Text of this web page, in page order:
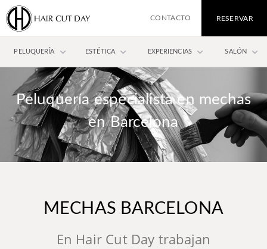
RESERVAR
CONTACTO
PELUQUERÍA keyboard_arrow_down ESTÉTICA keyboard_arrow_down EXPERIENCIAS keyboard_arrow_down SALÓN keyboard_arrow_down
Peluquería especialista en mechas
en Barcelona
MECHAS BARCELONA
En Hair Cut Day trabajan